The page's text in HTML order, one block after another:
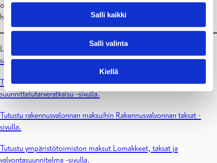
Salli kaikki
Salli valinta
Kiellä
on tämän avulla mahdollisuus kommentoida suunnitelmia
halutessaan.
Lue lisää kaavoituslautakunnan päätöksestä (1.3.2023)
sähköisestä pöytäkirjapalvelusta (vie ulkoiseen palveluun).
Tutustu kaavoituksen maksuihin kaavoituksen Poikkeamisluvat ja
suunnittelutarveratkaisu -sivulla.
Tutustu rakennusvalonnan maksuihin Rakennusvalvonnan taksat -
sivulla.
Tutustu ympäristötoimiston maksut Lomakkeet, taksat ja
valvontasuunnitelma -sivulla.